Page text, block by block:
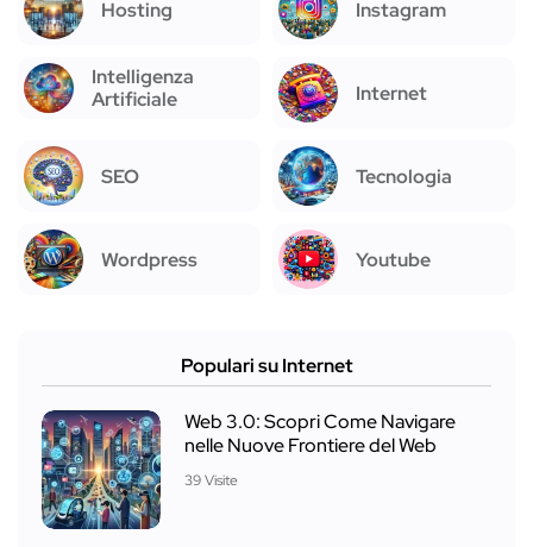
Hosting Instagram
Intelligenza
Artificiale
Internet
SEO Tecnologia
Wordpress Youtube
Populari su Internet
Web 3.0: Scopri Come Navigare
nelle Nuove Frontiere del Web
39 Visite